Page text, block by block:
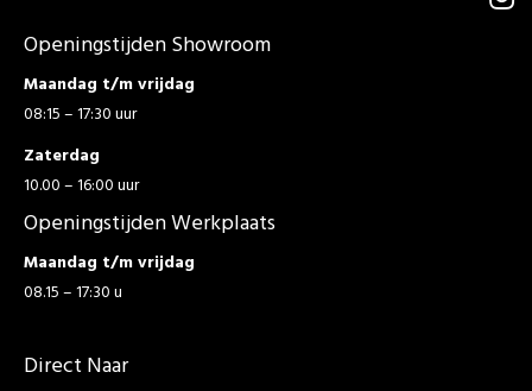
Openingstijden Showroom
Maandag t/m vrijdag
08:15 – 17:30 uur
Zaterdag
10.00 – 16:00 uur
Openingstijden Werkplaats
Maandag t/m vrijdag
08.15 – 17:30 u
Direct Naar